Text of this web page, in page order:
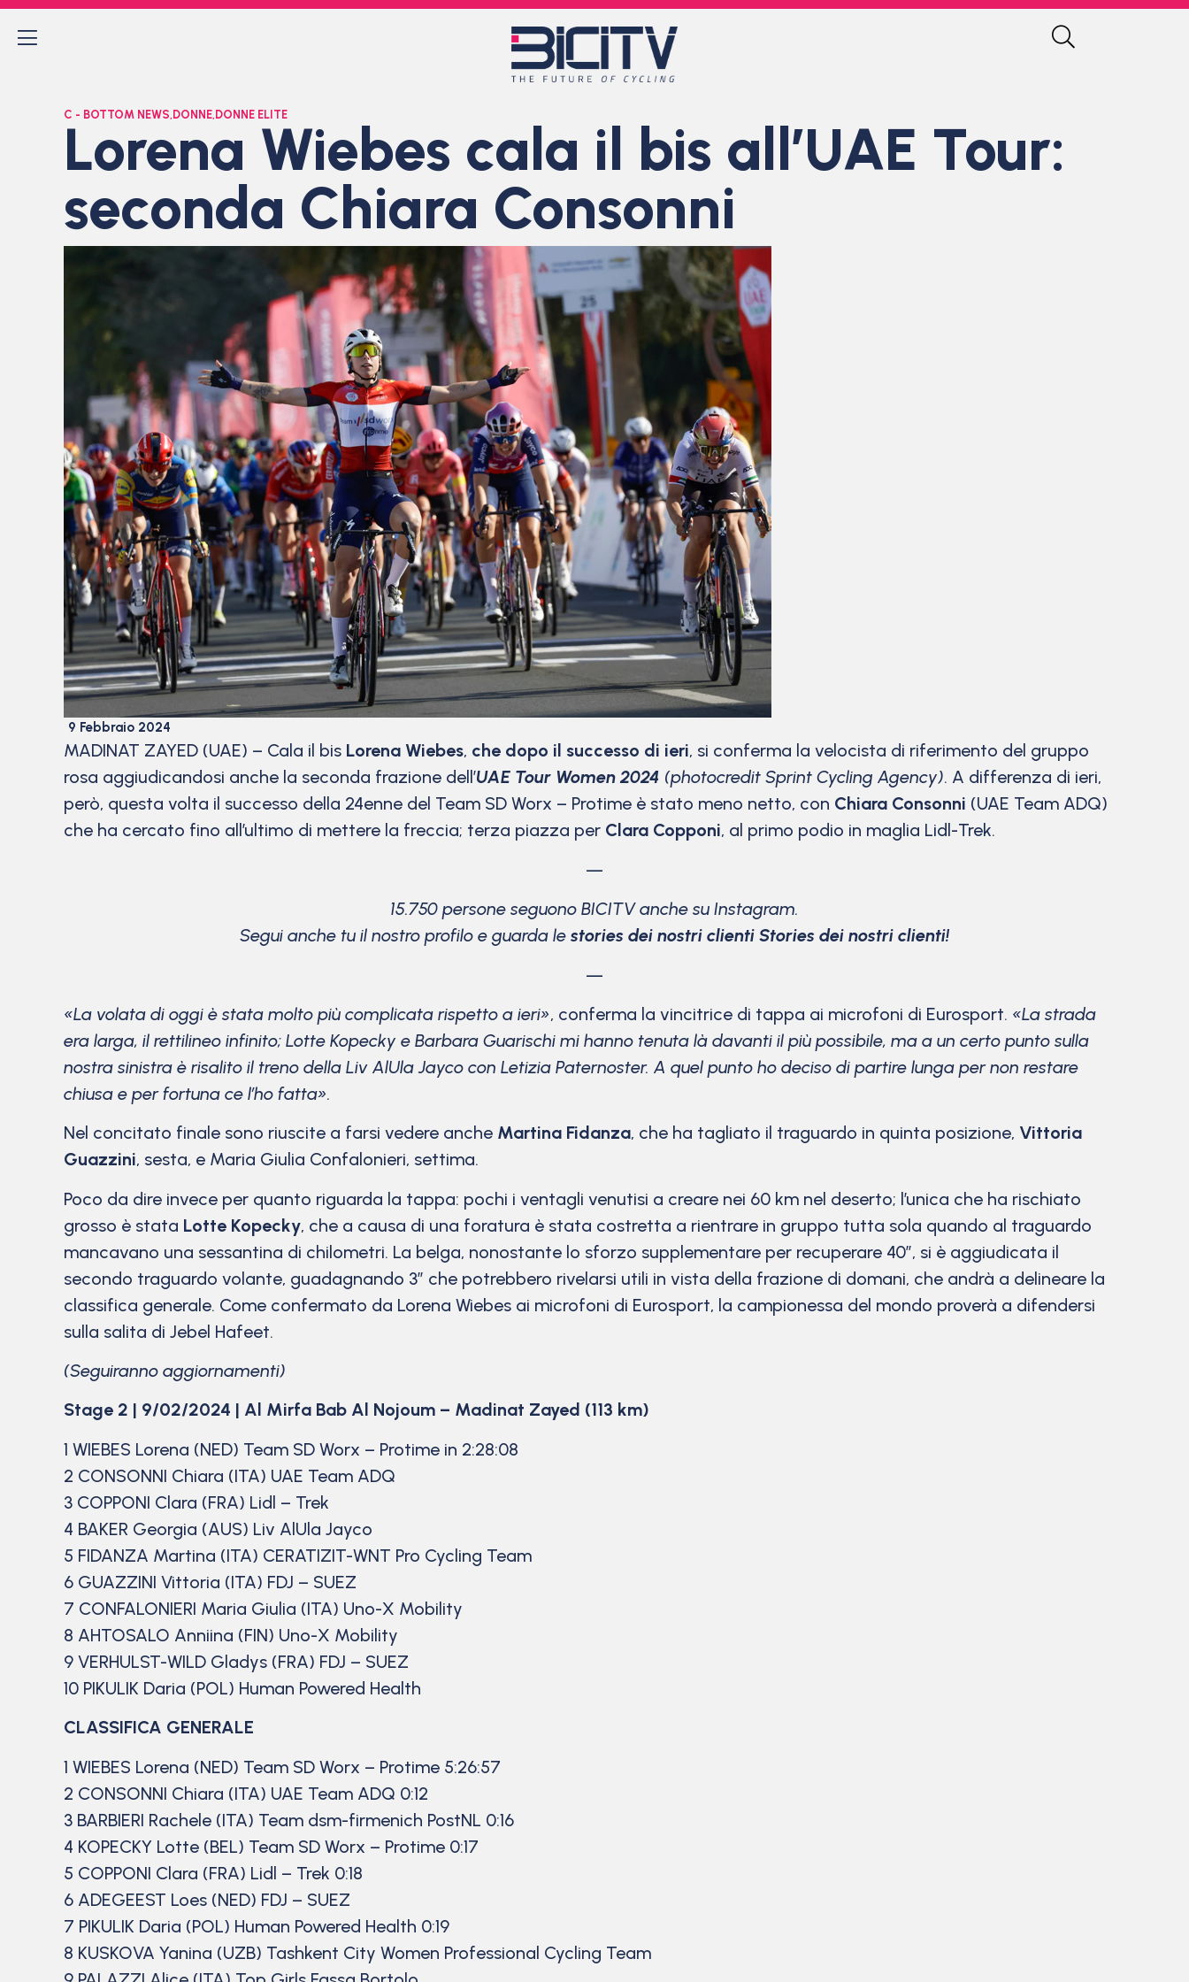
C - BOTTOM NEWS, DONNE, DONNE ELITE
Lorena Wiebes cala il bis all’UAE Tour:
seconda Chiara Consonni
9 Febbraio 2024
MADINAT ZAYED (UAE) – Cala il bis Lorena Wiebes, che dopo il successo di ieri, si conferma la velocista di riferimento del gruppo
rosa aggiudicandosi anche la seconda frazione dell’UAE Tour Women 2024 (photocredit Sprint Cycling Agency). A differenza di ieri,
però, questa volta il successo della 24enne del Team SD Worx – Protime è stato meno netto, con Chiara Consonni (UAE Team ADQ)
che ha cercato fino all’ultimo di mettere la freccia; terza piazza per Clara Copponi, al primo podio in maglia Lidl-Trek.
—
15.750 persone seguono BICITV anche su Instagram.
Segui anche tu il nostro profilo e guarda le stories dei nostri clienti Stories dei nostri clienti!
—
«La volata di oggi è stata molto più complicata rispetto a ieri», conferma la vincitrice di tappa ai microfoni di Eurosport. «La strada
era larga, il rettilineo infinito; Lotte Kopecky e Barbara Guarischi mi hanno tenuta là davanti il più possibile, ma a un certo punto sulla
nostra sinistra è risalito il treno della Liv AlUla Jayco con Letizia Paternoster. A quel punto ho deciso di partire lunga per non restare
chiusa e per fortuna ce l’ho fatta».
Nel concitato finale sono riuscite a farsi vedere anche Martina Fidanza, che ha tagliato il traguardo in quinta posizione, Vittoria
Guazzini, sesta, e Maria Giulia Confalonieri, settima.
Poco da dire invece per quanto riguarda la tappa: pochi i ventagli venutisi a creare nei 60 km nel deserto; l’unica che ha rischiato
grosso è stata Lotte Kopecky, che a causa di una foratura è stata costretta a rientrare in gruppo tutta sola quando al traguardo
mancavano una sessantina di chilometri. La belga, nonostante lo sforzo supplementare per recuperare 40″, si è aggiudicata il
secondo traguardo volante, guadagnando 3″ che potrebbero rivelarsi utili in vista della frazione di domani, che andrà a delineare la
classifica generale. Come confermato da Lorena Wiebes ai microfoni di Eurosport, la campionessa del mondo proverà a difendersi
sulla salita di Jebel Hafeet.
(Seguiranno aggiornamenti)
Stage 2 | 9/02/2024 | Al Mirfa Bab Al Nojoum – Madinat Zayed (113 km)
1 WIEBES Lorena (NED) Team SD Worx – Protime in 2:28:08
2 CONSONNI Chiara (ITA) UAE Team ADQ
3 COPPONI Clara (FRA) Lidl – Trek
4 BAKER Georgia (AUS) Liv AlUla Jayco
5 FIDANZA Martina (ITA) CERATIZIT-WNT Pro Cycling Team
6 GUAZZINI Vittoria (ITA) FDJ – SUEZ
7 CONFALONIERI Maria Giulia (ITA) Uno-X Mobility
8 AHTOSALO Anniina (FIN) Uno-X Mobility
9 VERHULST-WILD Gladys (FRA) FDJ – SUEZ
10 PIKULIK Daria (POL) Human Powered Health
CLASSIFICA GENERALE
1 WIEBES Lorena (NED) Team SD Worx – Protime 5:26:57
2 CONSONNI Chiara (ITA) UAE Team ADQ 0:12
3 BARBIERI Rachele (ITA) Team dsm-firmenich PostNL 0:16
4 KOPECKY Lotte (BEL) Team SD Worx – Protime 0:17
5 COPPONI Clara (FRA) Lidl – Trek 0:18
6 ADEGEEST Loes (NED) FDJ – SUEZ
7 PIKULIK Daria (POL) Human Powered Health 0:19
8 KUSKOVA Yanina (UZB) Tashkent City Women Professional Cycling Team